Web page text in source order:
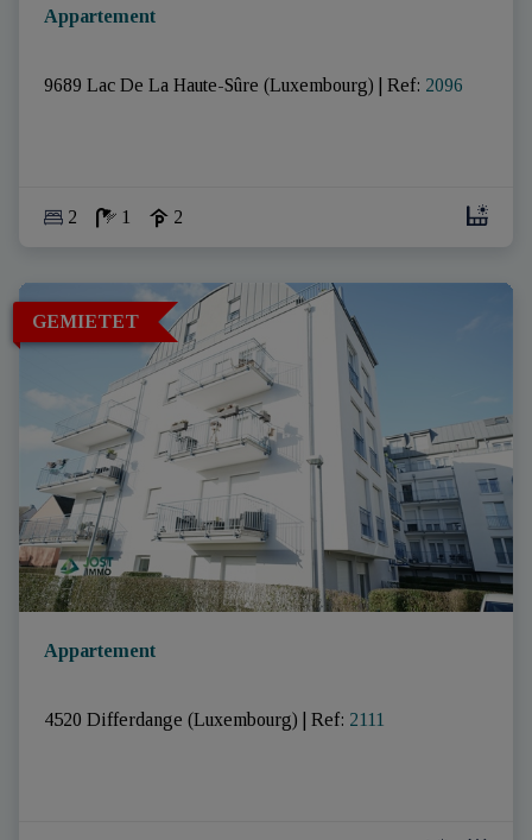
Appartement
9689 Lac De La Haute-Sûre (Luxembourg) Ref: 2096
2 1 2
GEMIETET
Appartement
4520 Differdange (Luxembourg) Ref: 2111